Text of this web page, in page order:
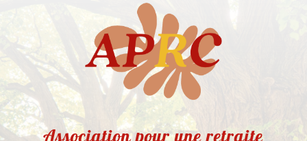
Association pour une retraite